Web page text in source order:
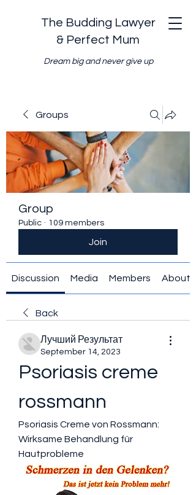
The Budding Lawyer
& Perfect Mum
Dream big and never give up
Groups
Group
Public · 109 members
Join
Discussion Media Members About
Back
Лучший Результат
September 14, 2023
Psoriasis creme
rossmann
Psoriasis Creme von Rossmann:
Wirksame Behandlung für
Hautprobleme